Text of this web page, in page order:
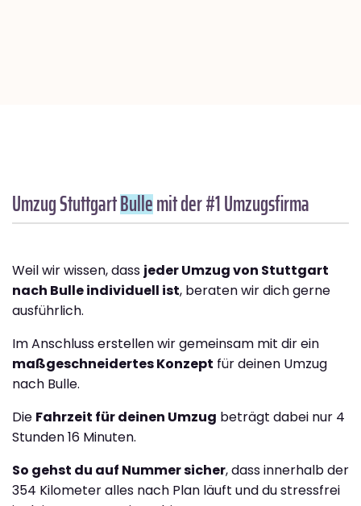
Umzug StuttgartBullemit der #1 Umzugsfirma
Weil wir wissen, dass jeder Umzug von Stuttgart
nach Bulle individuell ist, beraten wir dich gerne
ausführlich.
Im Anschluss erstellen wir gemeinsam mit dir ein
maßgeschneidertes Konzept für deinen Umzug
nach Bulle.
Die Fahrzeit für deinen Umzug beträgt dabei nur 4
Stunden 16 Minuten.
So gehst du auf Nummer sicher, dass innerhalb der
354 Kilometer alles nach Plan läuft und du stressfrei